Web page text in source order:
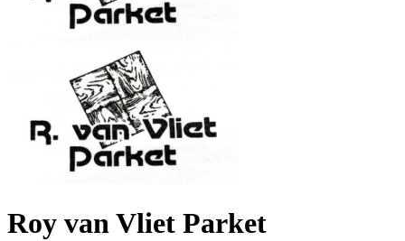
Roy van Vliet Parket